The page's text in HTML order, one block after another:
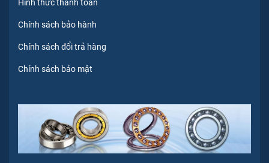
Hình thức thanh toán
Chính sách bảo hành
Chính sách đổi trả hàng
Chính sách bảo mật